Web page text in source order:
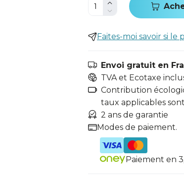
Faites-moi savoir si le
Envoi gratuit en
TVA et Ecotaxe
Contribution
taux applicables
2 ans de garantie
Modes de paiement.
Paiement en